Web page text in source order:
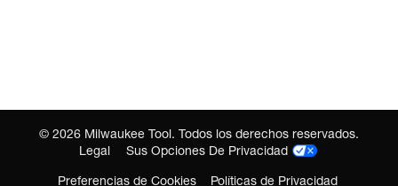
© 2026 Milwaukee Tool. Todos los derechos reservados.
Legal
Sus Opciones De Privacidad
Preferencias de Cookies
Políticas de Privacidad